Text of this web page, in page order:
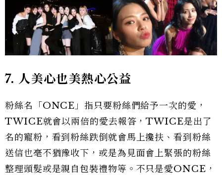
7. 人美心也美熱心公益
粉絲名「ONCE」指只要粉絲們給予一次的愛，
TWICE就會以兩倍的愛去報答，TWICE是出了
名的寵粉，看到粉絲跌倒就會馬上攙扶、看到粉絲
送信也毫不猶豫收下，或是為見面會上緊張的粉絲
整理頭髮或是親自包裝禮物等。不只是愛ONCE，